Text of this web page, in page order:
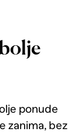
ponude
zanima, bez